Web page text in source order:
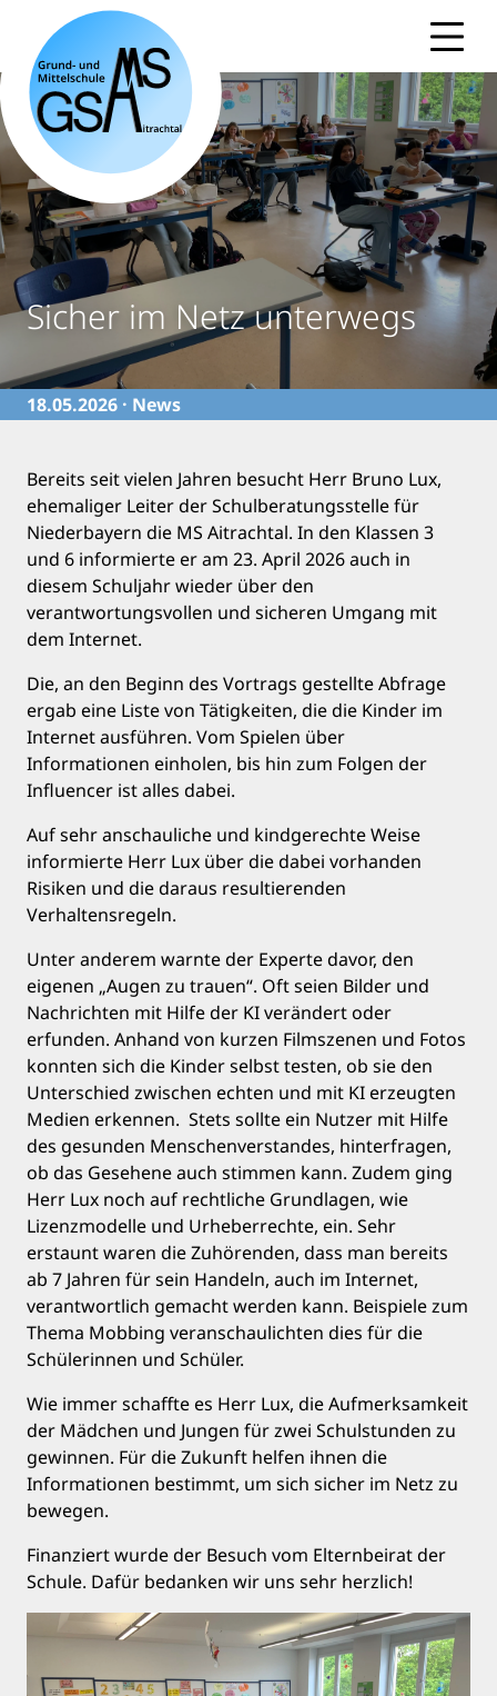
content
Sicher im Netz unterwegs
18.05.2026 · News
Bereits seit vielen Jahren besucht Herr Bruno Lux,
ehemaliger Leiter der Schulberatungsstelle für
Niederbayern die MS Aitrachtal. In den Klassen 3
und 6 informierte er am 23. April 2026 auch in
diesem Schuljahr wieder über den
verantwortungsvollen und sicheren Umgang mit
dem Internet.
Die, an den Beginn des Vortrags gestellte Abfrage
ergab eine Liste von Tätigkeiten, die die Kinder im
Internet ausführen. Vom Spielen über
Informationen einholen, bis hin zum Folgen der
Influencer ist alles dabei.
Auf sehr anschauliche und kindgerechte Weise
informierte Herr Lux über die dabei vorhanden
Risiken und die daraus resultierenden
Verhaltensregeln.
Unter anderem warnte der Experte davor, den
eigenen „Augen zu trauen“. Oft seien Bilder und
Nachrichten mit Hilfe der KI verändert oder
erfunden. Anhand von kurzen Filmszenen und Fotos
konnten sich die Kinder selbst testen, ob sie den
Unterschied zwischen echten und mit KI erzeugten
Medien erkennen. Stets sollte ein Nutzer mit Hilfe
des gesunden Menschenverstandes, hinterfragen,
ob das Gesehene auch stimmen kann. Zudem ging
Herr Lux noch auf rechtliche Grundlagen, wie
Lizenzmodelle und Urheberrechte, ein. Sehr
erstaunt waren die Zuhörenden, dass man bereits
ab 7 Jahren für sein Handeln, auch im Internet,
verantwortlich gemacht werden kann. Beispiele zum
Thema Mobbing veranschaulichten dies für die
Schülerinnen und Schüler.
Wie immer schaffte es Herr Lux, die Aufmerksamkeit
der Mädchen und Jungen für zwei Schulstunden zu
gewinnen. Für die Zukunft helfen ihnen die
Informationen bestimmt, um sich sicher im Netz zu
bewegen.
Finanziert wurde der Besuch vom Elternbeirat der
Schule. Dafür bedanken wir uns sehr herzlich!